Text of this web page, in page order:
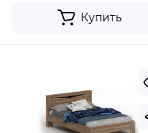
Купить